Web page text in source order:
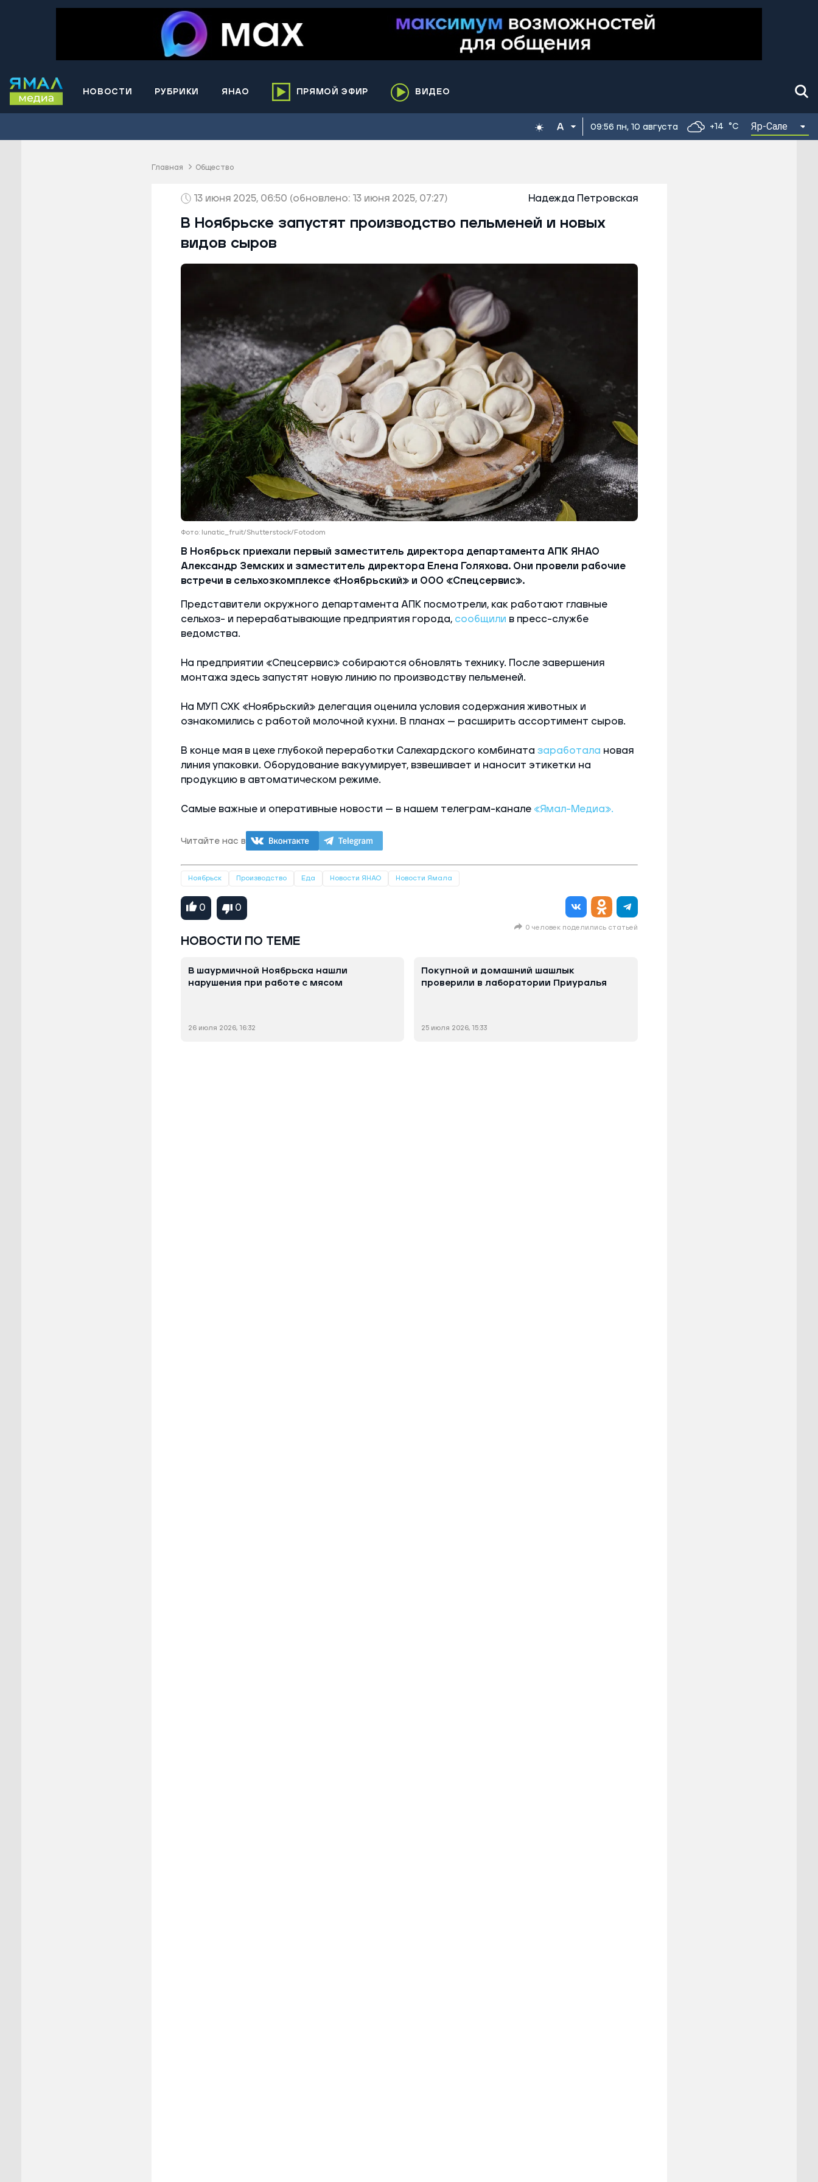
НОВОСТИ РУБРИКИ ЯНАО
район
Муравленко
Новый Уренгой
Ноябрьск
Тарко-Сале
Тазовский район
Шурышкарский район
Ямальский район
ПРЯМОЙ ЭФИР ВИДЕО
09:56 пн, 10 августа +14 °C Яр-Сале
Главная Общество
13 июня 2025, 06:50 (обновлено: 13 июня 2025, 07:27) Надежда Петровская
В Ноябрьске запустят производство пельменей и новых
видов сыров
Фото: lunatic_fruit/Shutterstock/Fotodom
В Ноябрьск приехали первый заместитель директора департамента АПК ЯНАО
Александр Земских и заместитель директора Елена Голяхова. Они провели рабочие
встречи в сельхозкомплексе «Ноябрьский» и ООО «Спецсервис».
Представители окружного департамента АПК посмотрели, как работают главные
сельхоз- и перерабатывающие предприятия города, сообщили в пресс-службе
ведомства.
На предприятии «Спецсервис» собираются обновлять технику. После завершения
монтажа здесь запустят новую линию по производству пельменей.
На МУП СХК «Ноябрьский» делегация оценила условия содержания животных и
ознакомились с работой молочной кухни. В планах — расширить ассортимент сыров.
В конце мая в цехе глубокой переработки Салехардского комбината заработала новая
линия упаковки. Оборудование вакуумирует, взвешивает и наносит этикетки на
продукцию в автоматическом режиме.
Самые важные и оперативные новости — в нашем телеграм-канале«Ямал-Медиа».
Читайте нас в
Ноябрьск Производство Еда Новости ЯНАО Новости Ямала
0 0
0 человек поделились статьей
НОВОСТИ ПО ТЕМЕ
В шаурмичной Ноябрьска нашли
нарушения при работе с мясом
26 июля 2026, 16:32
Покупной и домашний шашлык
проверили в лаборатории Приуралья
25 июля 2026, 15:33